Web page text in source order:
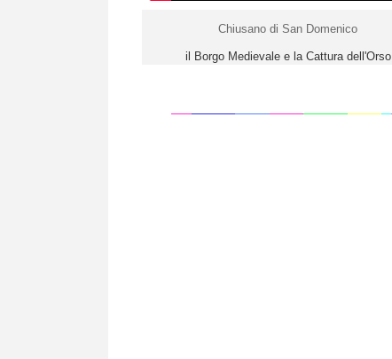
Chiusano di San Domenico
il Borgo Medievale e la Cattura dell'Orso